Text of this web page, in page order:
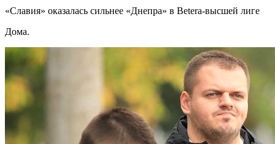
«Славия» оказалась сильнее «Днепра» в Betera-высшей лиге
Дома.